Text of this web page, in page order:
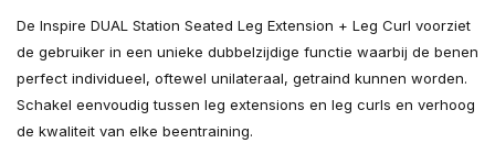
De Inspire DUAL Station Seated Leg Extension + Leg Curl voorziet
de gebruiker in een unieke dubbelzijdige functie waarbij de benen
perfect individueel, oftewel unilateraal, getraind kunnen worden.
Schakel eenvoudig tussen leg extensions en leg curls en verhoog
de kwaliteit van elke beentraining.